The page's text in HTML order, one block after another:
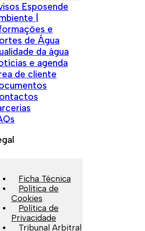
Esposende
|
e
de Água
da água
e agenda
de cliente
Ficha Técnica
Política de
Cookies
Política de
Privacidade
Tribunal Arbitral